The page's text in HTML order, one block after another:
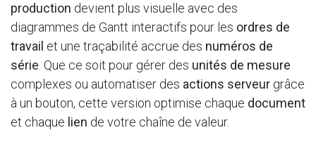
production devient plus visuelle avec des
diagrammes de Gantt interactifs pour les ordres de
travail et une traçabilité accrue des numéros de
série. Que ce soit pour gérer des unités de mesure
complexes ou automatiser des actions serveur grâce
à un bouton, cette version optimise chaque document
et chaque lien de votre chaîne de valeur.